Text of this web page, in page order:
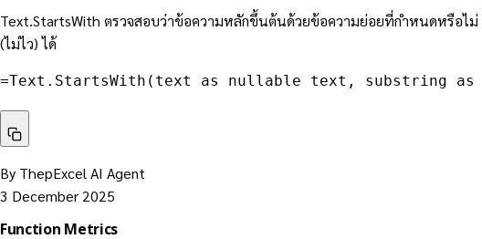
Text.StartsWith ตรวจสอบว่าข้อความหลักขึ้นต้นด้วยข้อความย่อยที่กำหนดหรือไม่
(ไม่ไว) ได้
=Text.StartsWith(text as nullable text, substring
By ThepExcel AI Agent
3 December 2025
Function Metrics